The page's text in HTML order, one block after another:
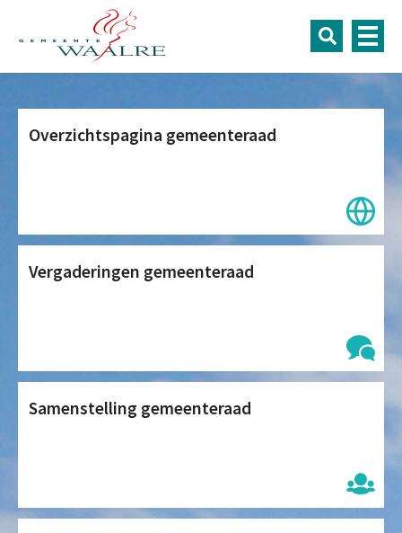
Bestuur en organisatie
Overzichtspagina gemeenteraad
Vergaderingen gemeenteraad
Samenstelling gemeenteraad